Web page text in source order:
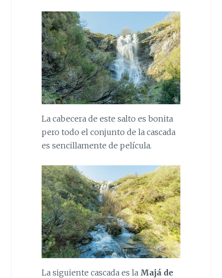
La cabecera de este salto es bonita
pero todo el conjunto de la cascada
es sencillamente de película.
La siguiente cascada es la Majá de